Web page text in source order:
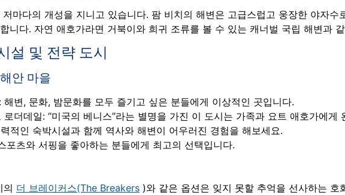
마다의 개성을 지니고 있습니다. 팜 비치의 해변은 고급스럽고 웅장한 야자
니다. 자연 애호가라면 거북이와 희귀 조류를 볼 수 있는 캐너벌 국립 해변과
설 및 전략 도시
안 마을
해변, 문화, 밤문화를 모두 즐기고 싶은 분들에게 이상적인 곳입니다.
로더데일: “미국의 베니스”라는 별명을 가진 이 도시는 가족과 요트 애호가에게
적인 숙박시설과 함께 역사와 해변이 어우러진 경험을 해보세요.
포츠와 서핑을 좋아하는 분들에게 최고의 선택입니다.
의 더 브레이커스(The Breakers )와 같은 옵션은 잊지 못할 추억을 선사하는 호